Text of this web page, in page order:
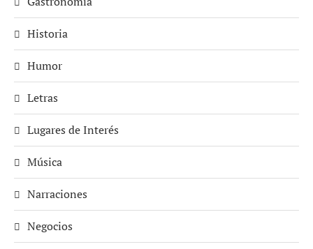
Historia
Humor
Letras
Lugares de Interés
Música
Narraciones
Negocios